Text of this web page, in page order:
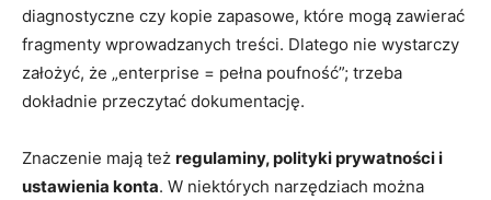
diagnostyczne czy kopie zapasowe, które mogą zawierać
fragmenty wprowadzanych treści. Dlatego nie wystarczy
założyć, że „enterprise = pełna poufność”; trzeba
dokładnie przeczytać dokumentację.
Znaczenie mają też regulaminy, polityki prywatności i
ustawienia konta. W niektórych narzędziach można